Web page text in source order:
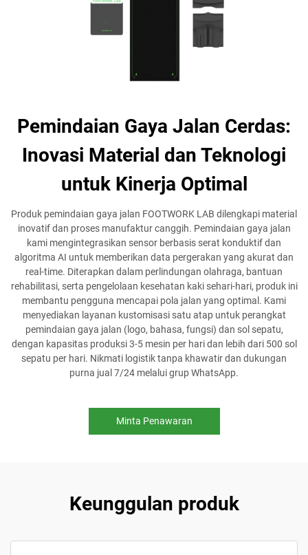
Pemindaian Gaya Jalan Cerdas:
Inovasi Material dan Teknologi
untuk Kinerja Optimal
Produk pemindaian gaya jalan FOOTWORK LAB dilengkapi material
inovatif dan proses manufaktur canggih. Pemindaian gaya jalan
kami mengintegrasikan sensor berbasis serat konduktif dan
algoritma AI untuk memberikan data pergerakan yang akurat dan
real-time. Diterapkan dalam perlindungan olahraga, bantuan
rehabilitasi, serta pengelolaan kesehatan kaki sehari-hari, produk ini
membantu pengguna mencapai pola jalan yang optimal. Kami
menyediakan layanan kustomisasi satu atap untuk perangkat
pemindaian gaya jalan (logo, bahasa, fungsi) dan sol sepatu,
dengan kapasitas produksi 3-5 mesin per hari dan lebih dari 500 sol
sepatu per hari. Nikmati logistik tanpa khawatir dan dukungan
purna jual 7/24 melalui grup WhatsApp.
Minta Penawaran
Keunggulan produk